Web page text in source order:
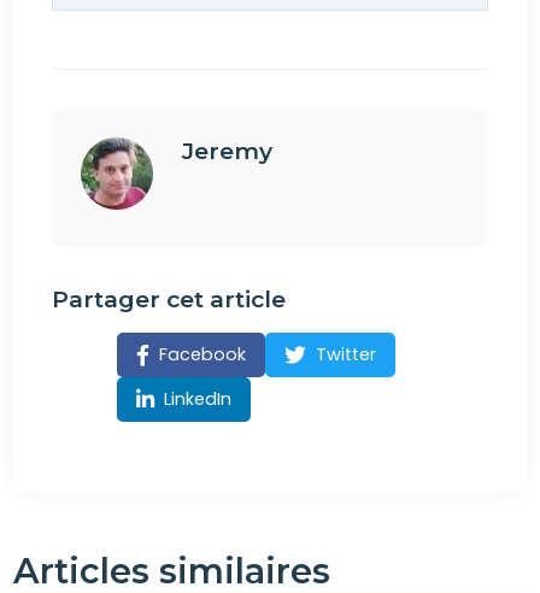
Jeremy
Partager cet article
Facebook
Twitter
LinkedIn
Articles similaires